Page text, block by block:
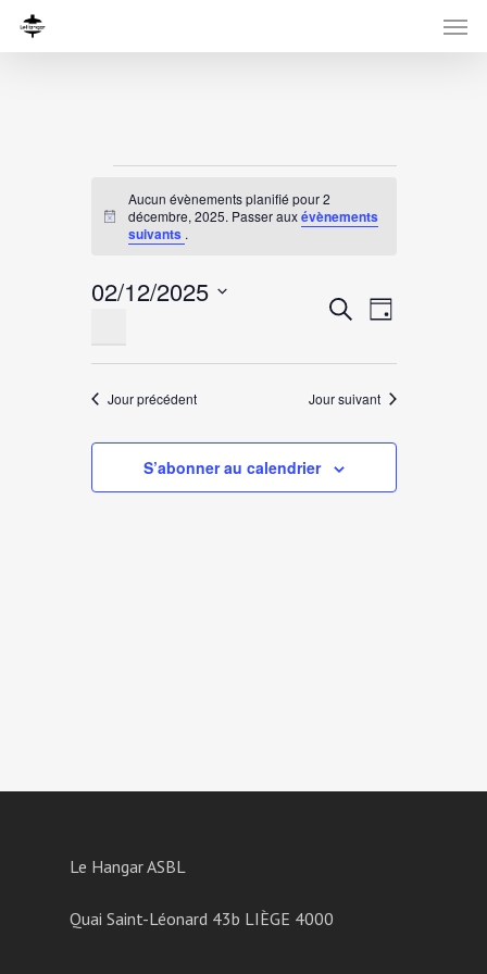
Évènements
for
2
décembre,
2025
Notice
Aucun évènements planifié pour 2
décembre, 2025. Passer auxévènements
suivants .
Recherche
de
vues
Recherche
vues
Jour
02/12/2025
Jour précédent Jour suivant
S’abonner au calendrier
Le Hangar ASBL
Quai Saint-Léonard 43b LIÈGE 4000